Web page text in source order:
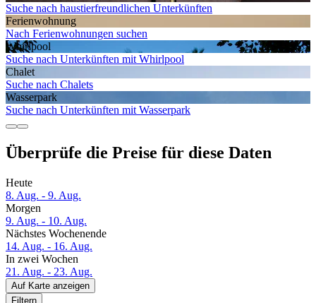
Suche nach haustierfreundlichen Unterkünften
Ferien­wohnung
Nach Ferienwohnungen suchen
Whirlpool
Suche nach Unterkünften mit Whirlpool
Chalet
Suche nach Chalets
Wasserpark
Suche nach Unterkünften mit Wasserpark
Überprüfe die Preise für diese Daten
Heute
8. Aug. - 9. Aug.
Morgen
9. Aug. - 10. Aug.
Nächstes Wochenende
14. Aug. - 16. Aug.
In zwei Wochen
21. Aug. - 23. Aug.
Auf Karte anzeigen
Filtern